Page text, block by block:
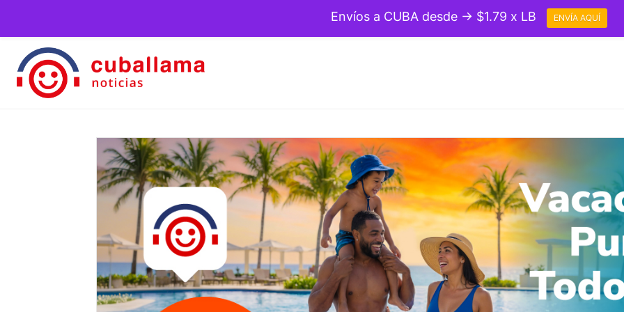
Envíos a CUBA desde → $1.79 x LB ENVÍA AQUÍ